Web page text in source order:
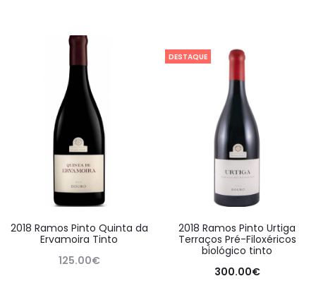
2018 Ramos Pinto Quinta da
Ervamoira Tinto
125.00€
DESTAQUE
2018 Ramos Pinto Urtiga
Terraços Pré-Filoxéricos
biológico tinto
300.00€